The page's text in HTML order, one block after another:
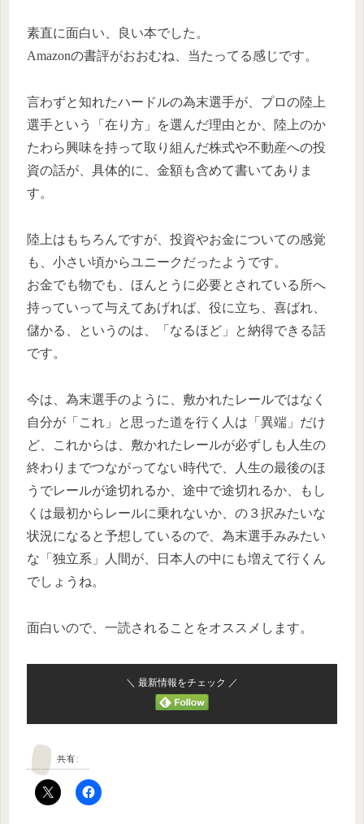
素直に面白い、良い本でした。
Amazonの書評がおおむね、当たってる感じです。
言わずと知れたハードルの為末選手が、プロの陸上
選手という「在り方」を選んだ理由とか、陸上のか
たわら興味を持って取り組んだ株式や不動産への投
資の話が、具体的に、金額も含めて書いてありま
す。
陸上はもちろんですが、投資やお金についての感覚
も、小さい頃からユニークだったようです。
お金でも物でも、ほんとうに必要とされている所へ
持っていって与えてあげれば、役に立ち、喜ばれ、
儲かる、というのは、「なるほど」と納得できる話
です。
今は、為末選手のように、敷かれたレールではなく
自分が「これ」と思った道を行く人は「異端」だけ
ど、これからは、敷かれたレールが必ずしも人生の
終わりまでつながってない時代で、人生の最後のほ
うでレールが途切れるか、途中で途切れるか、もし
くは最初からレールに乗れないか、の３択みたいな
状況になると予想しているので、為末選手みみたい
な「独立系」人間が、日本人の中にも増えて行くん
でしょうね。
面白いので、一読されることをオススメします。
＼ 最新情報をチェック ／
共有: